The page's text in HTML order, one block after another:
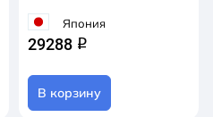
Япония
29288 q
В корзину